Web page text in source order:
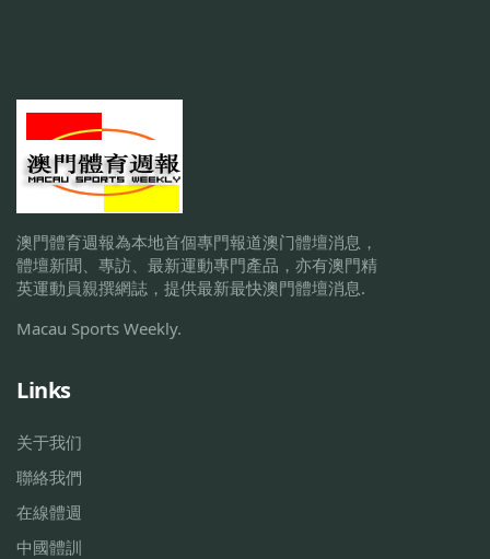
澳門體育週報為本地首個專門報道澳门體壇消息，
體壇新聞、專訪、最新運動專門產品，亦有澳門精
英運動員親撰網誌，提供最新最快澳門體壇消息.
Macau Sports Weekly.
Links
关于我们
聯絡我們
在線體週
中國體訓